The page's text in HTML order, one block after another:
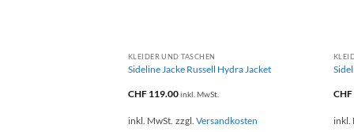
KLEIDER UND TASCHEN
Sideline Jacke Russell Hydra Jacket
CHF119.00inkl. MwSt.
inkl. MwSt. zzgl. Versandkosten
CHF
inkl.